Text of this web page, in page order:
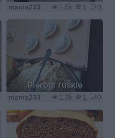
1.6k 1 0
mania233
Pierogi ruskie
1.3k 1 0
mania233